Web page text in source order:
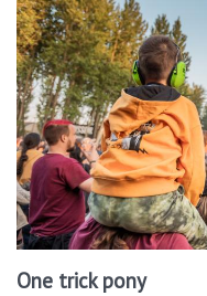
One trick pony